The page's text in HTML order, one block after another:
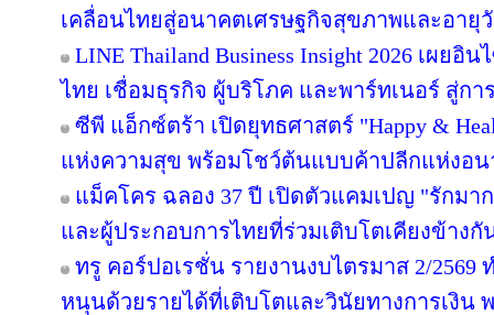
เคลื่อนไทยสู่อนาคตเศรษฐกิจสุขภาพและอายุ
LINE Thailand Business Insight 2026 เผย
ไทย เชื่อมธุรกิจ ผู้บริโภค และพาร์ทเนอร์ สู่กา
ซีพี แอ็กซ์ตร้า เปิดยุทธศาสตร์ "Happy &
แห่งความสุข พร้อมโชว์ต้นแบบค้าปลีกแห่งอ
แม็คโคร ฉลอง 37 ปี เปิดตัวแคมเปญ "รักม
และผู้ประกอบการไทยที่ร่วมเติบโตเคียงข้างกั
ทรู คอร์ปอเรชั่น รายงานงบไตรมาส 2/2569
หนุนด้วยรายได้ที่เติบโตและวินัยทางการเงิน